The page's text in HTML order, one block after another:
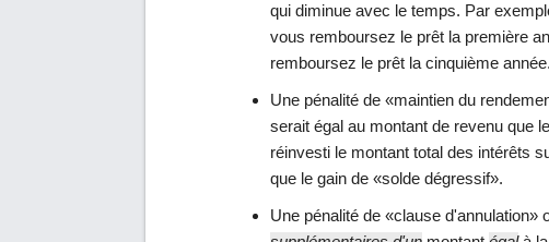
qui diminue avec le temps. Par
vous remboursez le prêt la première
remboursez le prêt la cinquième année.
Une pénalité de «maintien du
serait égal au montant de revenu que
réinvesti le montant total des intérêts
que le gain de «solde dégressif».
Une pénalité de «clause d'annulation»